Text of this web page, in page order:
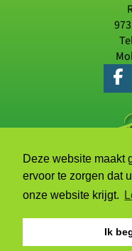
Deze website maakt
ervoor te zorgen dat
onze website krijgt.
Ik
© 2006 - 2026 Tocht om